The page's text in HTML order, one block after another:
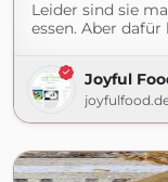
Leider sind sie
essen. Aber
Joyful